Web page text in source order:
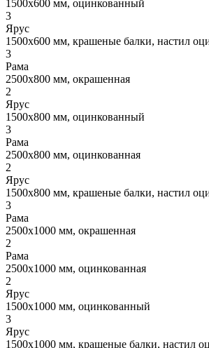
1500x600 мм, оцинкованный
3
Ярус
1500x600 мм, крашеные балки, настил
3
Рама
2500x800 мм, окрашенная
2
Ярус
1500x800 мм, оцинкованный
3
Рама
2500x800 мм, оцинкованная
2
Ярус
1500x800 мм, крашеные балки, настил
3
Рама
2500x1000 мм, окрашенная
2
Рама
2500x1000 мм, оцинкованная
2
Ярус
1500x1000 мм, оцинкованный
3
Ярус
1500x1000 мм, крашеные балки, настил